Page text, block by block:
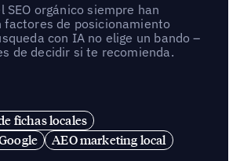
SEO orgánico siempre han
factores de posicionamiento
con IA no elige un bando –
de decidir si te recomienda.
fichas locales
AEO marketing local